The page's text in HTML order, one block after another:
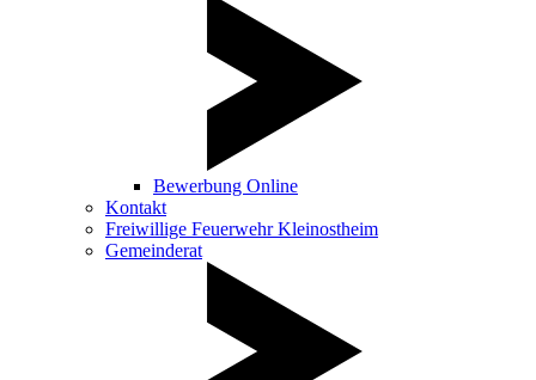
Bewerbung Online
Kontakt
Freiwillige Feuerwehr Kleinostheim
Gemeinderat